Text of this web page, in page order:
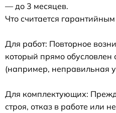
— до 3 месяцев.
Что считается
Для работ: Повторное
который прямо
(например, неправильная
Для комплектующих:
строя, отказ в работе или